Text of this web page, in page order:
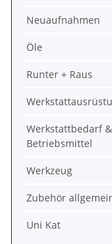
Neuaufnahmen
Öle
Runter + Raus
Werkstattbedarf &
Betriebsmittel
Werkzeug
Zubehör
Uni Kat